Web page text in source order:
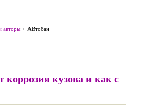
авторы АВтобан
коррозия кузова и как с